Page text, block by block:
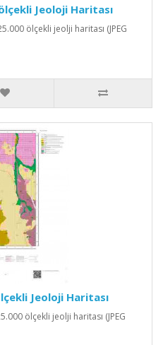
Jeoloji Haritası
ölçekli jeolji haritası (JPEG
Jeoloji Haritası
ölçekli jeolji haritası (JPEG